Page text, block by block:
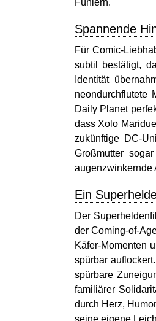
Fühlern.
Spannende
Für Comic-
subtil bestätigt,
Identität
neondurchflutete
Daily Planet
dass Xolo
zukünftige DC-
Großmutter
augenzwinkernde
Ein
Der
der Coming-of-
Käfer-Momenten
spürbar
spürbare
familiärer
durch Herz,
seine eigene